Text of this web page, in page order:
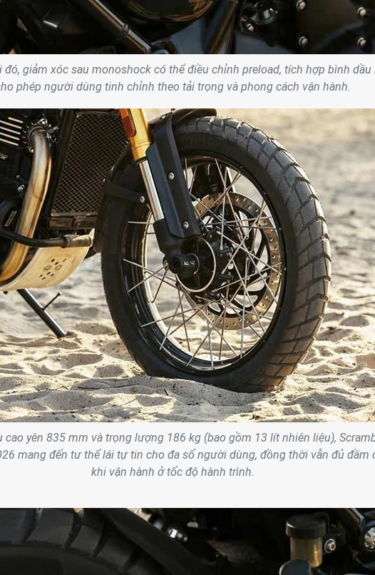
đó, giảm xóc sau monoshock có thể điều chỉnh preload, tích hợp bình dầu
phép người dùng tinh chỉnh theo tải trọng và phong cách vận hành.
cao yên 835 mm và trọng lượng 186 kg (bao gồm 13 lít nhiên liệu),
mang đến tư thế lái tự tin cho đa số người dùng, đồng thời vẫn đủ đầm
khi vận hành ở tốc độ hành trình.